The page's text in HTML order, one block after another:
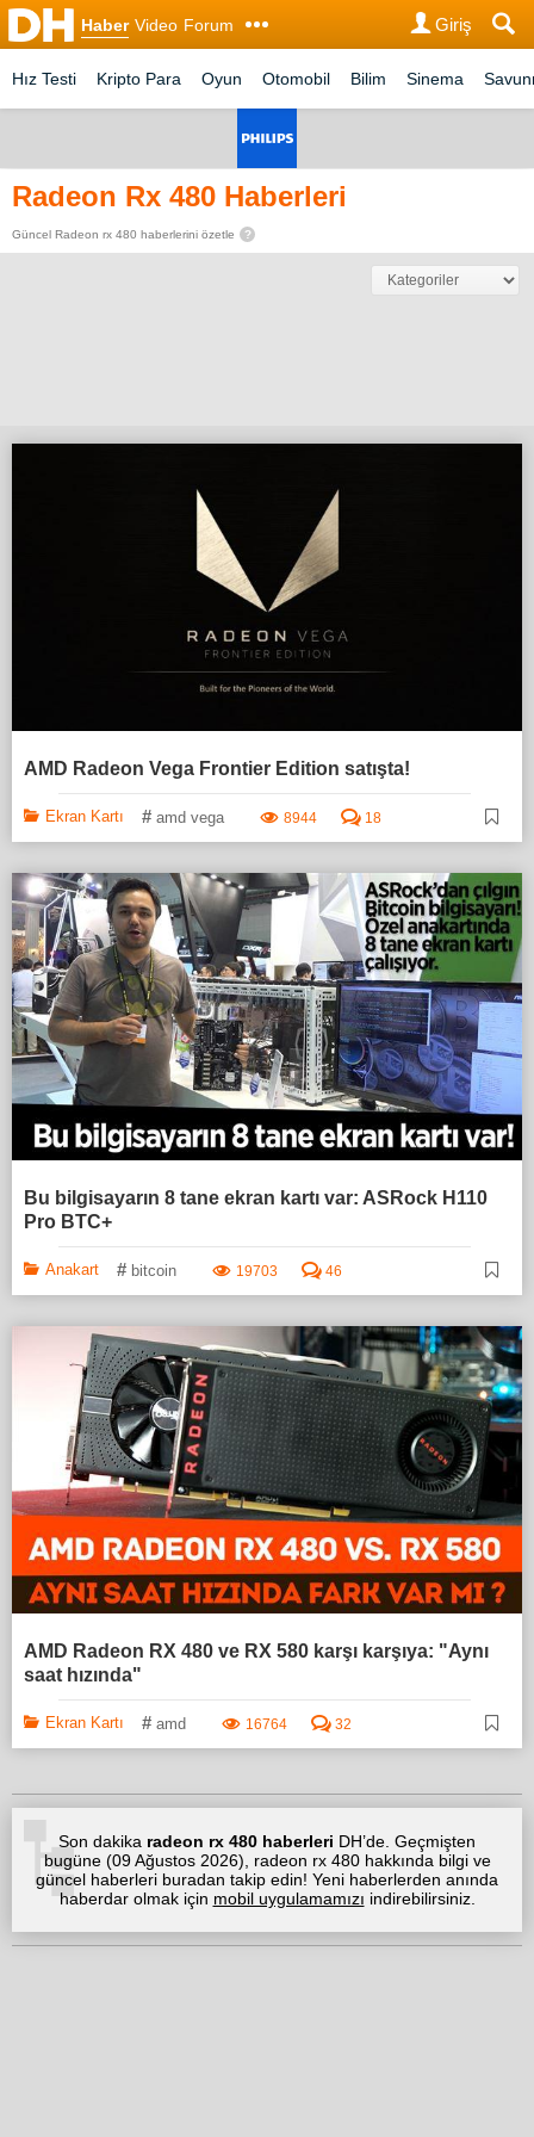
Haber Video Forum Giriş
Hız Testi Kripto Para Oyun Otomobil Bilim Sinema
Radeon Rx 480 Haberleri
Güncel Radeon rx 480 haberlerini özetle ?
AMD Radeon Vega Frontier Edition satışta!
Ekran Kartı # amd vega 8944 18
Bu bilgisayarın 8 tane ekran kartı var: ASRock H110
Pro BTC+
Anakart # bitcoin 19703 46
AMD Radeon RX 480 ve RX 580 karşı karşıya: "Aynı
saat hızında"
Ekran Kartı # amd 16764 32
Son dakika radeon rx 480 haberleri DH’de. Geçmişten
bugüne (09 Ağustos 2026), radeon rx 480 hakkında bilgi ve
güncel haberleri buradan takip edin! Yeni haberlerden anında
haberdar olmak için mobil uygulamamızı indirebilirsiniz.